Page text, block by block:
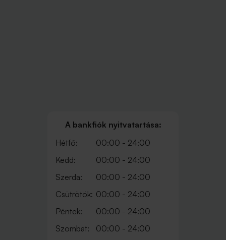
A bankfiók nyitvatartása:
Hétfő:
00:00 - 24:00
Kedd:
00:00 - 24:00
Szerda:
00:00 - 24:00
Csütrötök: 00:00 - 24:00
Péntek:
00:00 - 24:00
Szombat:
00:00 - 24:00